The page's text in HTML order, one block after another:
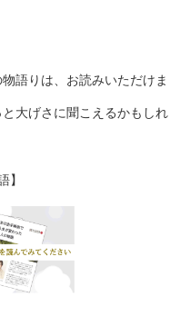
語りは、お読みいただけま
大げさに聞こえるかもしれ
】